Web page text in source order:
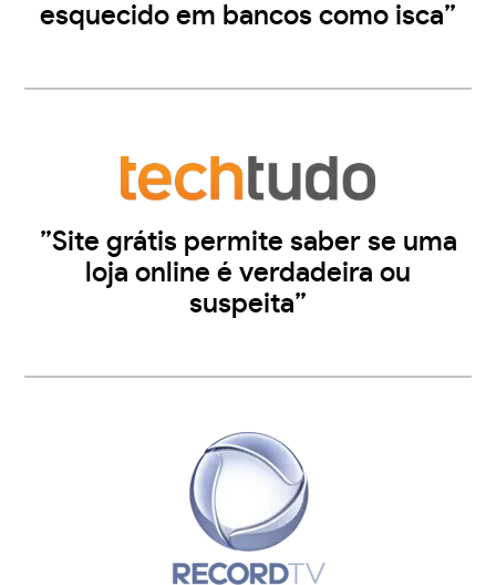
esquecido em bancos como isca”
”Site grátis permite saber se uma
loja online é verdadeira ou
suspeita”